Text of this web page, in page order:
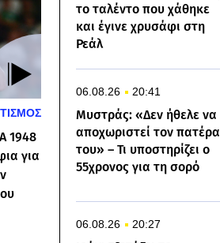
1948
για
το ταλέντο που χάθηκε
και έγινε χρυσάφι στη
Ρεάλ
06.08.26 20:41
Μυστράς: «Δεν ήθελε να
αποχωριστεί τον πατέρα
του» – Τι υποστηρίζει ο
55χρονος για τη σορό
06.08.26 20:27